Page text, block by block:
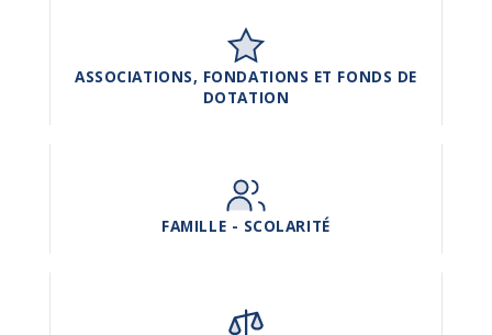
ASSOCIATIONS, FONDATIONS ET FONDS DE
DOTATION
FAMILLE - SCOLARITÉ